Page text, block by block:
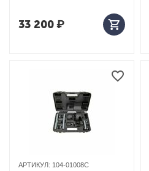
33 200₽
АРТИКУЛ: 104-01008C